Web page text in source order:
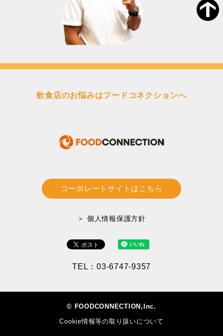
飲食店のお悩みはフードコネクションへ
コーポレートサイトはこちら
＞ 個人情報保護方針
TEL：03-6747-9357
© FOODCONNECTION,Inc.
Cookie情報等の取り扱いについて